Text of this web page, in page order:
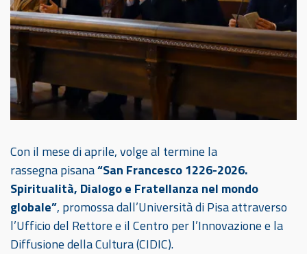
Con il mese di aprile, volge al termine la
rassegna pisana“San Francesco 1226-2026.
Spiritualità, Dialogo e Fratellanza nel mondo
globale”, promossa dall’Università di Pisa attraverso
l’Ufficio del Rettore e il Centro per l’Innovazione e la
Diffusione della Cultura (CIDIC).